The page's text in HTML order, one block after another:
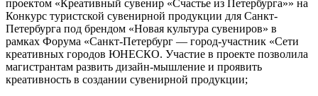
проектом «Креативный сувенир «Счастье из Петербурга»» на
Конкурс туристской сувенирной продукции для Санкт-
Петербурга под брендом «Новая культура сувениров» в
рамках Форума «Санкт-Петербург — город-участник «Сети
креативных городов ЮНЕСКО. Участие в проекте позволила
магистрантам развить дизайн-мышление и проявить
креативность в создании сувенирной продукции;